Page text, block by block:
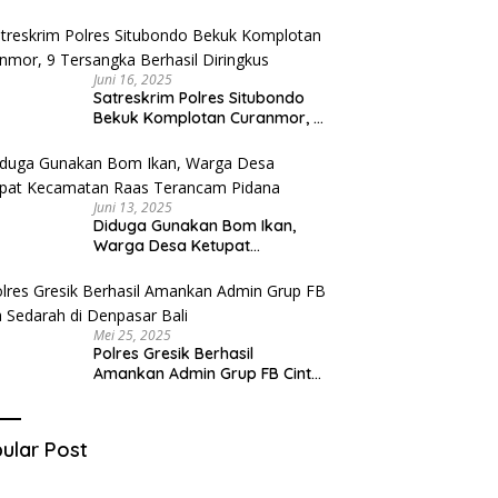
Juni 16, 2025
Satreskrim Polres Situbondo
Bekuk Komplotan Curanmor, 9
Juni 13, 2025
Diduga Gunakan Bom Ikan,
Warga Desa Ketupat
Pidana
Mei 25, 2025
Polres Gresik Berhasil
Amankan Admin Grup FB Cinta
Post